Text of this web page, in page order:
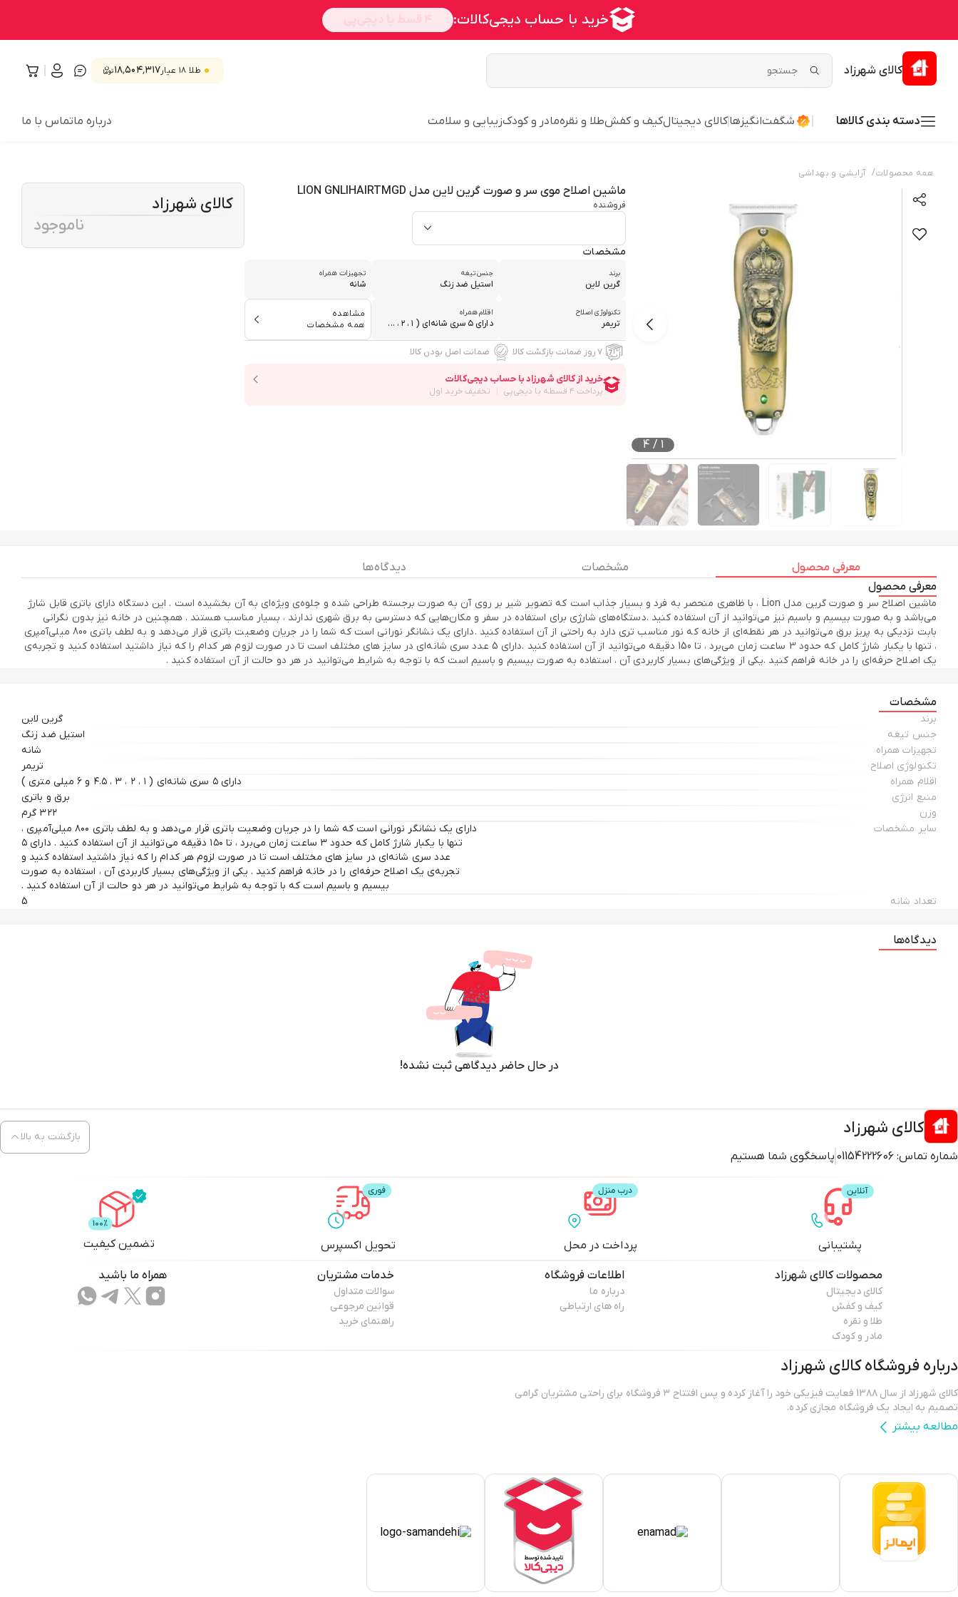
کالای شهرزاد طلا ۱۸ عیار ۱۸٬۵۰۴٬۳۱۷
دسته بندی کالاها شگفت‌انگیزهاکالای دیجیتالکیف و کفشطلا و نقرهمادر و کودکزیبایی و سلامت درباره ماتماس با ما
همه محصولات/ آرایشی و بهداشی
1
/
4
ماشین اصلاح موی سر و صورت گرین لاین مدل LION GNLIHAIRTMGD
فروشنده
مشخصات
برند
گرین لاین
جنس تیغه
استیل ضد زنگ
تجهیزات همراه
شانه
تکنولوژی اصلاح
تریمر
اقلام همراه
دارای ۵ سری شانه‌ای ( ۱ ، ۲ ، ...
مشاهده
همه مشخصات
۷ روز ضمانت بازگشت کالا ضمانت اصل بودن کالا
کالای شهرزاد
ناموجود
معرفی محصول مشخصات
دیدگاه ها
معرفی محصول
ماشین اصلاح سر و صورت گرین مدل Lion ، با ظاهری منحصر به فرد و بسیار جذاب است که تصویر شیر بر روی آن به صورت برجسته طراحی شده و جلوه‌ی ویژه‌ای به آن بخشیده است . این دستگاه دارای باتری قابل شارژ
می‌باشد و به صورت بیسیم و باسیم نیز می‌توانید از آن استفاده کنید .دستگاه‌های شارژی برای استفاده در سفر و مکان‌هایی که دسترسی به برق شهری ندارند ، بسیار مناسب هستند . همچنین در خانه نیز بدون نگرانی
بابت نزدیکی به پریز برق می‌توانید در هر نقطه‌ای از خانه که نور مناسب تری دارد به راحتی از آن استفاده کنید .دارای یک نشانگر نورانی است که شما را در جریان وضعیت باتری قرار می‌دهد و به لطف باتری 800 میلی‌آمپری
، تنها با یکبار شارژ کامل که حدود 3 ساعت زمان می‌برد ، تا 150 دقیقه می‌توانید از آن استفاده کنید .دارای 5 عدد سری شانه‌ای در سایز های مختلف است تا در صورت لزوم هر کدام را که نیاز داشتید استفاده کنید و تجربه‌ی
یک اصلاح حرفه‌ای را در خانه فراهم کنید .یکی از ویژگی‌های بسیار کاربردی آن ، استفاده به صورت بیسیم و باسیم است که با توجه به شرایط می‌توانید در هر دو حالت از آن استفاده کنید .
مشخصات
برند
گرین لاین
جنس تیغه
استیل ضد زنگ
تجهیزات همراه
شانه
تکنولوژی اصلاح
تریمر
اقلام همراه
دارای ۵ سری شانه‌ای ( ۱ ، ۲ ، ۳ ، ۴.۵ و ۶ میلی متری )
منبع انرژی
برق و باتری
وزن
۳۲۲ گرم
سایر مشخصات
دارای یک نشانگر نورانی است که شما را در جریان وضعیت باتری قرار می‌دهد و به لطف باتری ۸۰۰ میلی‌آمپری ،
تنها با یکبار شارژ کامل که حدود ۳ ساعت زمان می‌برد ، تا ۱۵۰ دقیقه می‌توانید از آن استفاده کنید . دارای ۵
عدد سری شانه‌ای در سایز های مختلف است تا در صورت لزوم هر کدام را که نیاز داشتید استفاده کنید و
تجربه‌ی یک اصلاح حرفه‌ای را در خانه فراهم کنید . یکی از ویژگی‌های بسیار کاربردی آن ، استفاده به صورت
بیسیم و باسیم است که با توجه به شرایط می‌توانید در هر دو حالت از آن استفاده کنید .
تعداد شانه
5
دیدگاه‌ها
در حال حاضر دیدگاهی ثبت نشده!
کالای شهرزاد
شماره تماس: 01154222606 پاسخگوی شما هستیم
بازگشت به بالا
پشتیبانی پرداخت در محل تحویل اکسپرس تضمین کیفیت
محصولاتکالای شهرزاد
کالای دیجیتال
کیف و کفش
طلا و نقره
مادر و کودک
اطلاعات فروشگاه
درباره ما
راه های ارتباطی
خدمات مشتریان
سوالات متداول
قوانین مرجوعی
راهنمای خرید
همراه ما باشید
درباره فروشگاهکالای شهرزاد
کالای شهرزاد از سال 13۸۸ فعایت فیزیکی خود را آغاز کرده و پس افتتاح ۳ فروشگاه برای راحتی مشتریان گرامی
تصمیم به ایجاد یک فروشگاه مجازی کرده.
است که بتواند کالاهایی متنوع، باکیفیت و دارای قیمت مناسب را در مدت زمان ی کوتاه به دست مشتریان خود
برساند و ضمانت بازگشت کالا هم داشته باشد؛ ویژگی‌هایی که فروشگاه اینترنتی کالای شهرزاد بر روی آن‌ها کار
کرده و توانسته از این طریق مشتریان ثابت خود را در پلتفرم های دیگر داشته باشد.
یکی از مهم‌ترین دغدغه‌های کاربران فروشگاه‌ های اینترنتی، این است که کالای خریداری شده چه زمانی به
دستشان می‌رسد.کالای شهرزاد شیوه‌های مختلفی از ارسال را متناسب با فروشنده کالا،‌ مقصد کالا و همچنین نوع
کالا در اختیار کاربران خود قرار می‌دهد. هر یک از روش های ارسال شهرزاد شرایط و ویژگی‌های خاص خود را دارند
که ممکن است گاهی برای کاربران جدید، مبهم و پیچیده به نظر برسند. برای آگاهی بیشتر مشتریان از خدمات
مطالعه بیشتر